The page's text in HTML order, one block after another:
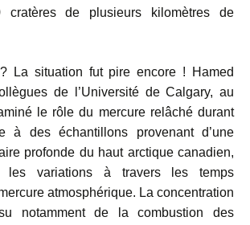
de plusieurs kilomètres de
? La situation fut pire encore ! Hamed
de l’Université de Calgary, au
le rôle du mercure relâché durant
à des échantillons provenant d’une
profonde du haut arctique canadien,
les variations à travers les temps
atmosphérique. La concentration
notamment de la combustion des